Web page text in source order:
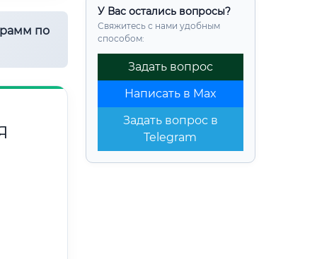
У Вас остались вопросы?
Свяжитесь с нами удобным
способом:
Задать вопрос
Написать в Max
Задать вопрос в
Telegram
по